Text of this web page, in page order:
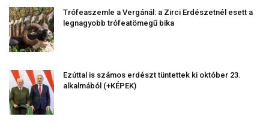
Trófeaszemle a Vergánál: a Zirci Erdészetnél esett a
legnagyobb trófeatömegű bika
Ezúttal is számos erdészt tüntettek ki október 23.
alkalmából (+KÉPEK)